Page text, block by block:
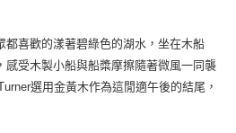
都喜歡的漾著碧綠色的湖水，坐在木船
感受木製小船與船槳摩擦隨著微風一同襲
選用金黃木作為這閒適午後的結尾，